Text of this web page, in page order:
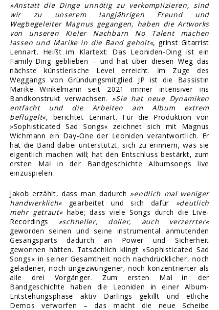
»Anstatt die Dinge unnötig zu verkomplizieren, sind
wir zu unserem langjährigen Freund und
Wegbegeleiter Magnus gegangen, haben die Artworks
von unseren Kieler Nachbarn No Talent machen
lassen und Marike in die Band geholt«, grinst Gitarrist
Lennart. Heißt im Klartext: Das Leoniden-Ding ist ein
Family-Ding geblieben – und hat über diesen Weg das
nächste künstlerische Level erreicht. Im Zuge des
Weggangs von Gründungsmitglied JP ist die Bassistin
Marike Winkelmann seit 2021 immer intensiver ins
Bandkonstrukt verwachsen. »Sie hat neue Dynamiken
entfacht und die Arbeiten am Album extrem
beflügelt«, berichtet Lennart. Für die Produktion von
»Sophisticated Sad Songs« zeichnet sich mit Magnus
Wichmann ein Day-One der Leoniden verantwortlich. Er
hat die Band dabei unterstützt, sich zu erinnern, was sie
eigentlich machen will; hat den Entschluss bestärkt, zum
ersten Mal in der Bandgeschichte Albumsongs live
einzuspielen.
Jakob erzählt, dass man dadurch »endlich mal weniger
handwerklich« gearbeitet und sich dafür »deutlich
mehr getraut«habe; dass viele Songs durch die Live-
Recordings »schneller, doller, auch verzerrter«
geworden seinen und seine instrumental anmutenden
Gesangsparts dadurch an Power und Sicherheit
gewonnen hätten. Tatsächlich klingt »Sophisticated Sad
Songs« in seiner Gesamtheit noch nachdrücklicher, noch
geladener, noch ungezwungener, noch konzentrierter als
alle drei Vorgänger. Zum ersten Mal in der
Bandgeschichte haben die Leoniden in einer Album-
Entstehungsphase aktiv Darlings gekillt und etliche
Demos verworfen – das macht die neue Scheibe